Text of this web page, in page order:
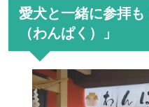
愛犬と一緒に参拝
（わんぱく）」